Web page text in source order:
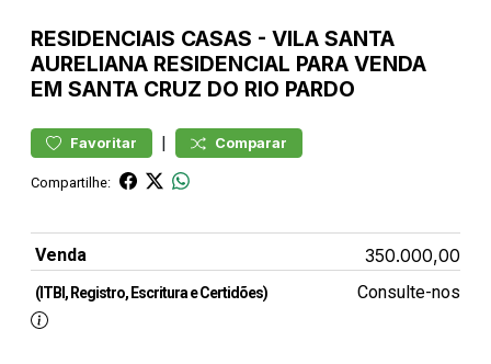
RESIDENCIAIS CASAS - VILA SANTA
AURELIANA RESIDENCIAL PARA VENDA
EM SANTA CRUZ DO RIO PARDO
Favoritar | Comparar
Compartilhe:
Venda 350.000,00
(ITBI, Registro, Escritura e Certidões) Consulte-nos